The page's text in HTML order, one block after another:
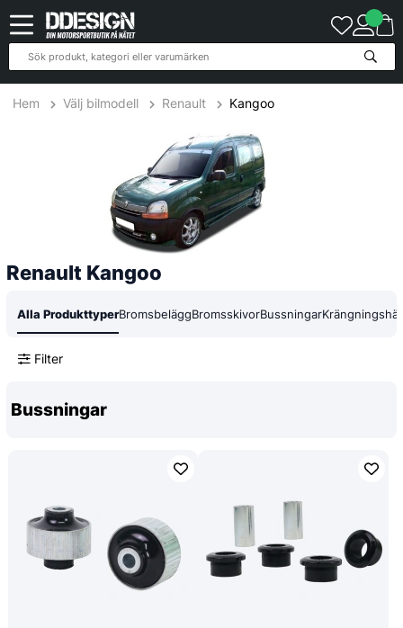
Hem Välj bilmodell Renault Kangoo
Renault Kangoo
Alla ProdukttyperBromsbeläggBromsskivorBussningar
Filter
20 Produkter
Bussningar